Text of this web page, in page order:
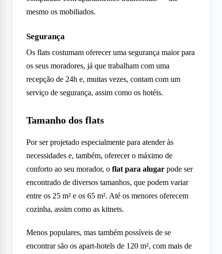
mesmo os mobiliados.
Segurança
Os flats costumam oferecer uma segurança maior para
os seus moradores, já que trabalham com uma
recepção de 24h e, muitas vezes, contam com um
serviço de segurança, assim como os hotéis.
Tamanho dos flats
Por ser projetado especialmente para atender às
necessidades e, também, oferecer o máximo de
conforto ao seu morador, o flat para alugar pode ser
encontrado de diversos tamanhos, que podem variar
entre os 25 m² e os 65 m². Até os menores oferecem
cozinha, assim como as kitnets.
Menos populares, mas também possíveis de se
encontrar são os apart-hotels de 120 m², com mais de